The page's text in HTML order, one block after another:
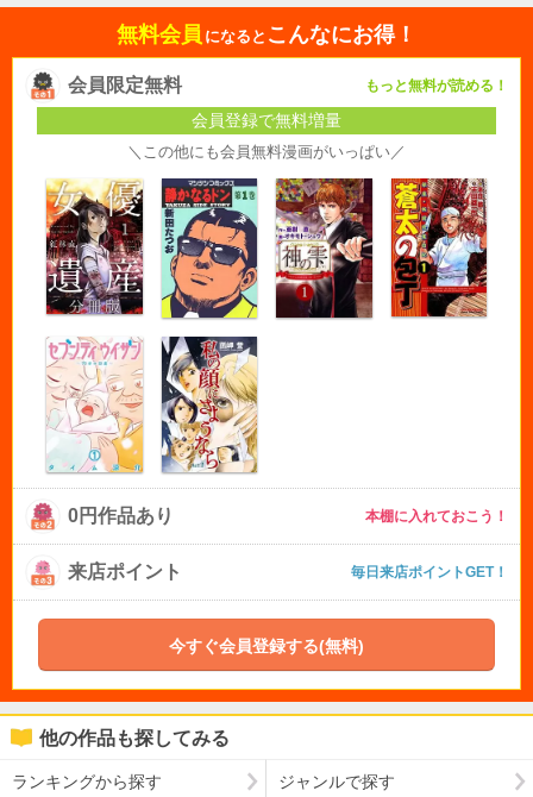
無料会員 になると こんなにお得！
会員限定無料 もっと無料が読める！
会員登録で無料増量
＼この他にも会員無料漫画がいっぱい／
0円作品あり 本棚に入れておこう！
来店ポイント 毎日来店ポイントGET！
今すぐ会員登録する(無料)
他の作品も探してみる
ランキングから探す ジャンルで探す